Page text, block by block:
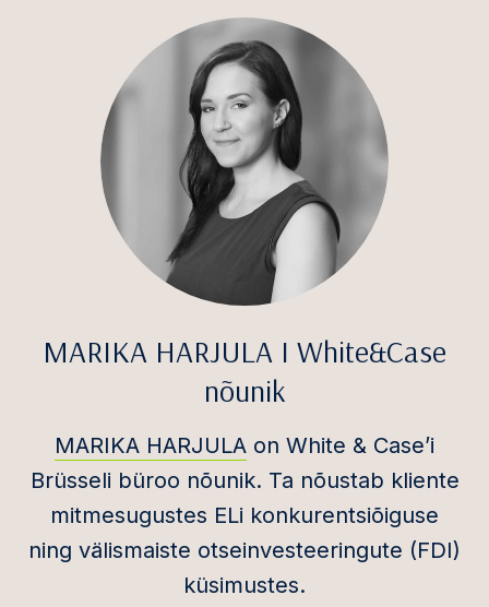
MARIKA HARJULA I White&Case
nõunik
MARIKA HARJULA on White & Case’i
Brüsseli büroo nõunik. Ta nõustab kliente
mitmesugustes ELi konkurentsiõiguse
ning välismaiste otseinvesteeringute (FDI)
küsimustes.